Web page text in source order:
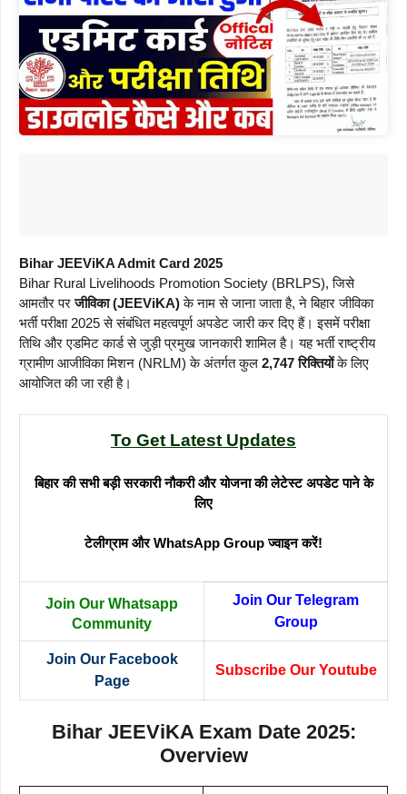
Bihar JEEViKA Admit Card 2025
Bihar Rural Livelihoods Promotion Society (BRLPS), जिसे
आमतौर परजीविका (JEEViKA)के नाम से जाना जाता है, ने बिहार जीविका
भर्ती परीक्षा 2025 से संबंधित महत्वपूर्ण अपडेट जारी कर दिए हैं। इसमें परीक्षा
तिथि और एडमिट कार्ड से जुड़ी प्रमुख जानकारी शामिल है। यह भर्ती राष्ट्रीय
ग्रामीण आजीविका मिशन (NRLM) के अंतर्गत कुल 2,747 रिक्तियोंके लिए
आयोजित की जा रही है।
To Get Latest Updates
बिहार की सभी बड़ी सरकारी नौकरी और योजना की लेटेस्ट अपडेट पाने के
लिए
टेलीग्राम और WhatsApp Group ज्वाइन करें!
Join Our Whatsapp
Community
Join Our Telegram
Group
Join Our Facebook
Page
Subscribe Our Youtube
Bihar JEEViKA Exam Date 2025:
Overview